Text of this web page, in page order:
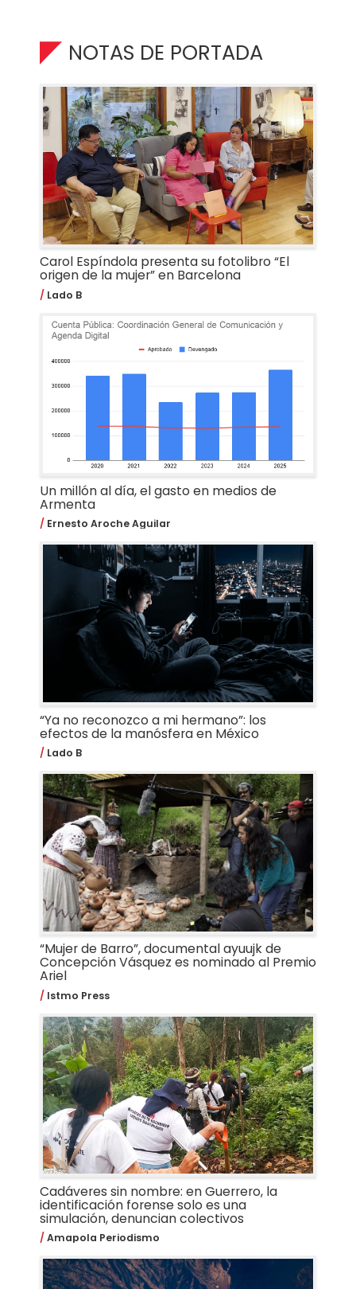
NOTAS DE PORTADA
Carol Espíndola presenta su fotolibro “El
origen de la mujer” en Barcelona
Lado B
Un millón al día, el gasto en medios de
Armenta
Ernesto Aroche Aguilar
“Ya no reconozco a mi hermano”: los
efectos de la manósfera en México
Lado B
“Mujer de Barro”, documental ayuujk de
Concepción Vásquez es nominado al Premio
Ariel
Istmo Press
Cadáveres sin nombre: en Guerrero, la
identificación forense solo es una
simulación, denuncian colectivos
Amapola Periodismo